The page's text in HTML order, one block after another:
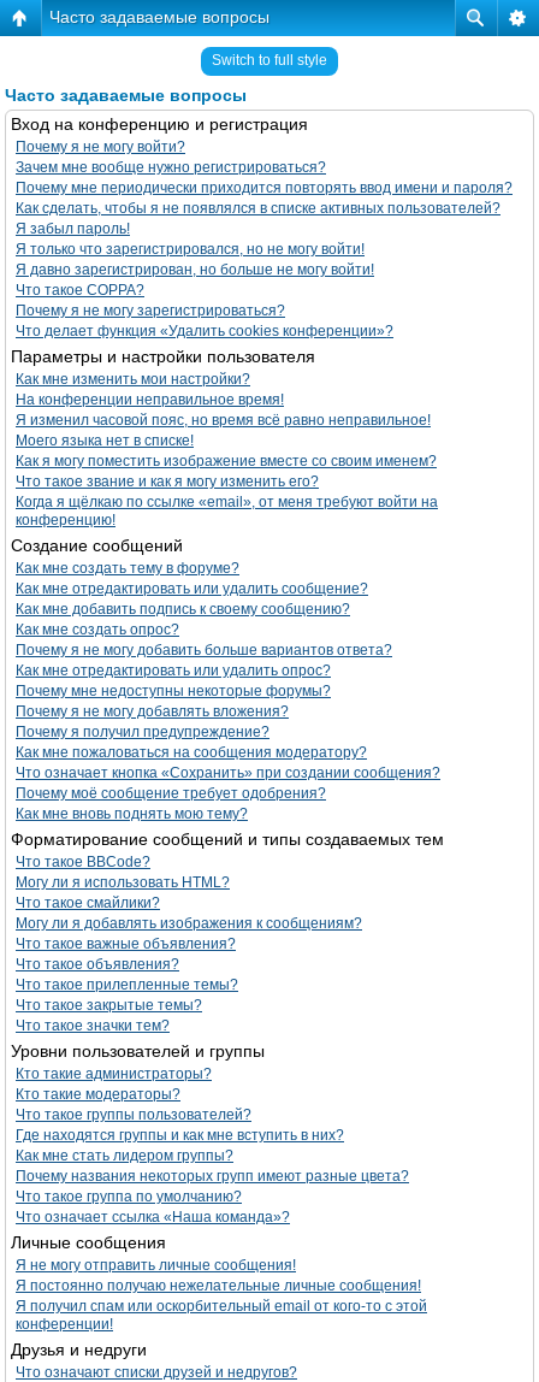
Часто задаваемые вопросы
Switch to full style
Часто задаваемые вопросы
Вход на конференцию и регистрация
Почему я не могу войти?
Зачем мне вообще нужно регистрироваться?
Почему мне периодически приходится повторять ввод имени и пароля?
Как сделать, чтобы я не появлялся в списке активных пользователей?
Я забыл пароль!
Я только что зарегистрировался, но не могу войти!
Я давно зарегистрирован, но больше не могу войти!
Что такое COPPA?
Почему я не могу зарегистрироваться?
Что делает функция «Удалить cookies конференции»?
Параметры и настройки пользователя
Как мне изменить мои настройки?
На конференции неправильное время!
Я изменил часовой пояс, но время всё равно неправильное!
Моего языка нет в списке!
Как я могу поместить изображение вместе со своим именем?
Что такое звание и как я могу изменить его?
Когда я щёлкаю по ссылке «email», от меня требуют войти на
конференцию!
Создание сообщений
Как мне создать тему в форуме?
Как мне отредактировать или удалить сообщение?
Как мне добавить подпись к своему сообщению?
Как мне создать опрос?
Почему я не могу добавить больше вариантов ответа?
Как мне отредактировать или удалить опрос?
Почему мне недоступны некоторые форумы?
Почему я не могу добавлять вложения?
Почему я получил предупреждение?
Как мне пожаловаться на сообщения модератору?
Что означает кнопка «Сохранить» при создании сообщения?
Почему моё сообщение требует одобрения?
Как мне вновь поднять мою тему?
Форматирование сообщений и типы создаваемых тем
Что такое BBCode?
Могу ли я использовать HTML?
Что такое смайлики?
Могу ли я добавлять изображения к сообщениям?
Что такое важные объявления?
Что такое объявления?
Что такое прилепленные темы?
Что такое закрытые темы?
Что такое значки тем?
Уровни пользователей и группы
Кто такие администраторы?
Кто такие модераторы?
Что такое группы пользователей?
Где находятся группы и как мне вступить в них?
Как мне стать лидером группы?
Почему названия некоторых групп имеют разные цвета?
Что такое группа по умолчанию?
Что означает ссылка «Наша команда»?
Личные сообщения
Я не могу отправить личные сообщения!
Я постоянно получаю нежелательные личные сообщения!
Я получил спам или оскорбительный email от кого-то с этой
конференции!
Друзья и недруги
Что означают списки друзей и недругов?